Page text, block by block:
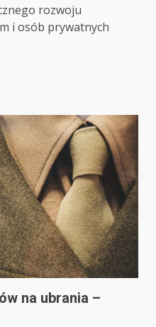
rozwoju
i osób prywatnych
na ubrania –